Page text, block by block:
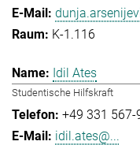
K-1.116
Idil Ates
Studentische Hilfskraft
+49 331 567-
idil.ates@...